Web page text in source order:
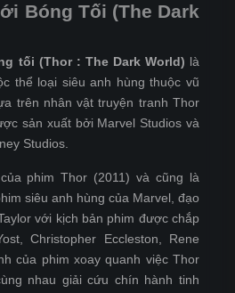
Bóng Tối (The Dark
tối (Thor : The Dark World) là
thể loại siêu anh hùng thuộc vũ
trên nhân vật truyện tranh Thor
sản xuất bởi Marvel Studios và
Studios.
phim Thor (2011) và cũng là
siêu anh hùng của Marvel, đạo
với kịch bản phim được chắp
Christopher Eccleston, Rene
của phim xoay quanh việc Thor
nhau giải cứu chín hành tinh